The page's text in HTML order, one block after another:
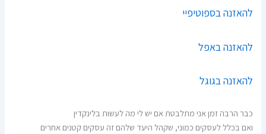
להאזנה בספוטיפיי
להאזנה באפל
להאזנה בגוגל
כבר הרבה זמן אני מתלבטת אם יש לי מה לעשות בלינקדין
ואם בכלל לעסקים כמוני, שקהל היעד שלהם זה עסקים קטנים אחרים